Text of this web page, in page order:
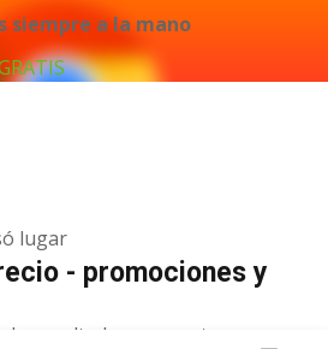
siempre a la mano
lugar
- promociones y
resultados para este